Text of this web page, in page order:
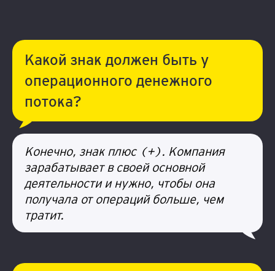
Какой знак должен быть у
операционного денежного
потока?
Конечно, знак плюс (+). Компания
зарабатывает в своей основной
деятельности и нужно, чтобы она
получала от операций больше, чем
тратит.